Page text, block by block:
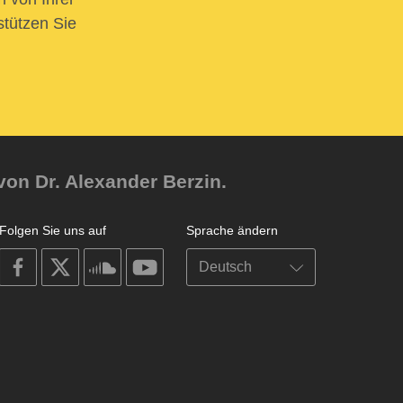
Sie
Dr. Alexander Berzin.
Sprache ändern
Folgen Sie uns auf
on
facebook
on
on
soundcloudyoutube